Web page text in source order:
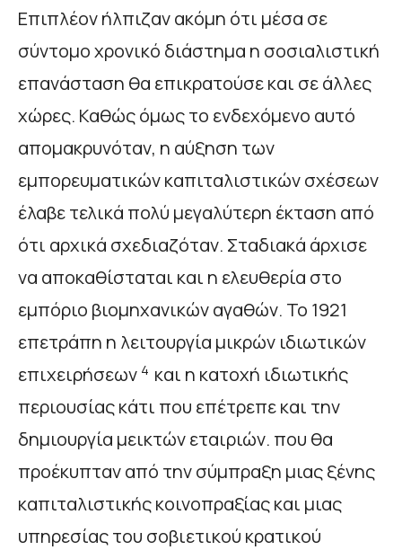
Επιπλέον ήλπιζαν ακόμη ότι μέσα σε
σύντομο χρονικό διάστημα η σοσιαλιστική
επανάσταση θα επικρατούσε και σε άλλες
χώρες. Καθώς όμως το ενδεχόμενο αυτό
απομακρυνόταν, η αύξηση των
εμπορευματικών καπιταλιστικών σχέσεων
έλαβε τελικά πολύ μεγαλύτερη έκταση από
ότι αρχικά σχεδιαζόταν. Σταδιακά άρχισε
να αποκαθίσταται και η ελευθερία στο
εμπόριο βιομηχανικών αγαθών. Το 1921
επετράπη η λειτουργία μικρών ιδιωτικών
επιχειρήσεων 4 και η κατοχή ιδιωτικής
περιουσίας κάτι που επέτρεπε και την
δημιουργία μεικτών εταιριών. που θα
προέκυπταν από την σύμπραξη μιας ξένης
καπιταλιστικής κοινοπραξίας και μιας
υπηρεσίας του σοβιετικού κρατικού